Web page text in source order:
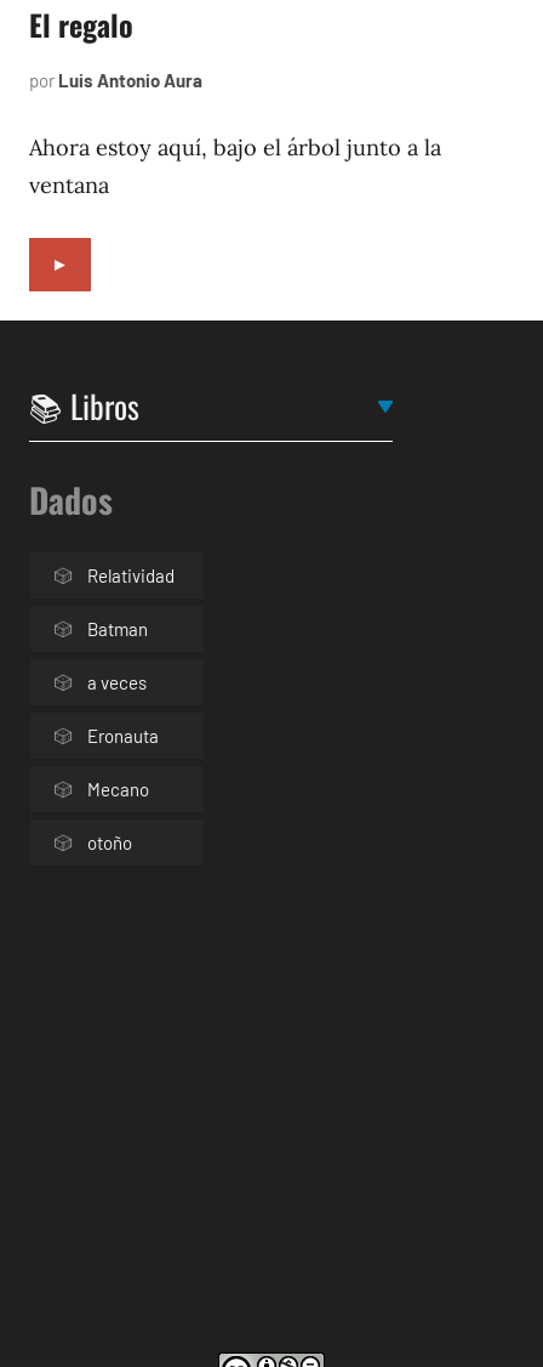
El regalo
por Luis Antonio Aura
1996
Ahora estoy aquí, bajo el árbol junto a la
ventana
►
Dados
Relatividad
Batman
a veces
Eronauta
Mecano
otoño